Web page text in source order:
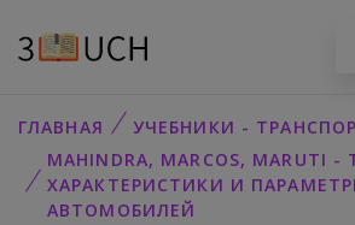
ГЛАВНАЯ
УЧЕБНИКИ -
MAHINDRA, MARCOS, MARUTI
ХАРАКТЕРИСТИКИ И
АВТОМОБИЛЕЙ